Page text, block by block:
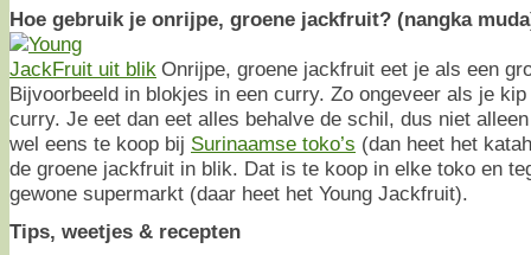
Hoe gebruik je onrijpe, groene jackfruit? (nangka
Onrijpe, groene jackfruit eet je als een
Bijvoorbeeld in blokjes in een curry. Zo ongeveer als je
curry. Je eet dan eet alles behalve de schil, dus niet
wel eens te koop bij Surinaamse toko’s (dan heet het
de groene jackfruit in blik. Dat is te koop in elke toko en
gewone supermarkt (daar heet het Young Jackfruit).
Tips, weetjes & recepten